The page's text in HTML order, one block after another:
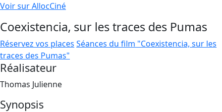
Voir sur AllocCiné
Coexistencia, sur les traces des Pumas
Réservez vos places Séances du film "Coexistencia, sur les
traces des Pumas"
Réalisateur
Thomas Julienne
Synopsis